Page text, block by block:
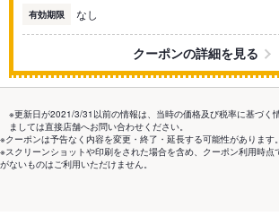
有効期限 なし
クーポンの詳細を見る
※更新日が2021/3/31以前の情報は、当時の価格及び税率に基づく
ましては直接店舗へお問い合わせください。
※クーポンは予告なく内容を変更・終了・延長する可能性があります。
※スクリーンショットや印刷をされた場合を含め、クーポン利用時
がないものはご利用いただけません。